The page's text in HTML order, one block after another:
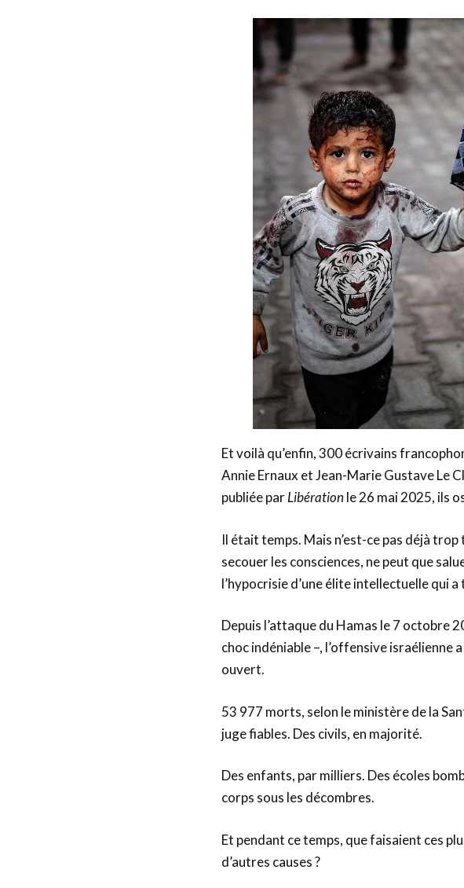
Et voilà qu’enfin, 300 écrivains
Annie Ernaux et Jean-Marie Gustave Le
publiée parLibérationle 26 mai 2025, ils
Il était temps. Mais n’est-ce pas déjà
secouer les consciences, ne peut que
l’hypocrisie d’une élite intellectuelle qui
Depuis l’attaque du Hamas le 7 octobre
choc indéniable –, l’offensive israélienne
ouvert.
53 977 morts, selon le ministère de la
juge fiables. Des civils, en majorité.
Des enfants, par milliers. Des écoles
corps sous les décombres.
Et pendant ce temps, que faisaient ces
d’autres causes ?